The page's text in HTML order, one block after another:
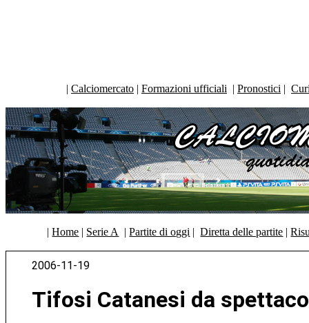
| Calciomercato | Formazioni ufficiali | Pronostici |
|Home | Serie A |Partite di oggi |Diretta delle partite |
2006-11-19
Tifosi Catanesi da